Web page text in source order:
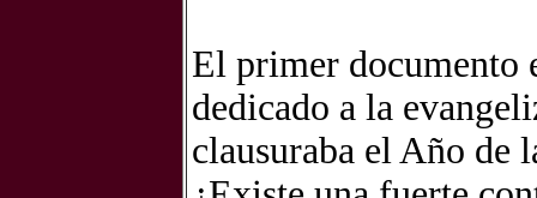
El primer documento
dedicado a la
clausuraba el Año de